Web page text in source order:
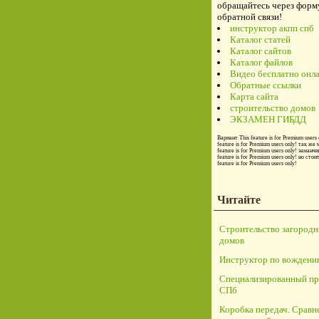
обращайтесь через
обратной связи!
инструктор акпп спб
Каталог статей
Каталог сайтов
Каталог файлов
Видео бесплатно
Обратные ссылки
Карта сайта
строительство домов
ЭКЗАМЕН ГИБДД
Вариант This feature is for Premium users
feature is for Premium users only! так же
feature is for Premium users only!
feature is for Premium users only! но
feature is for Premium users only!
Читайте
Строительство
домов
Инструктор по
Специализированный
СПб
Коробка передач.